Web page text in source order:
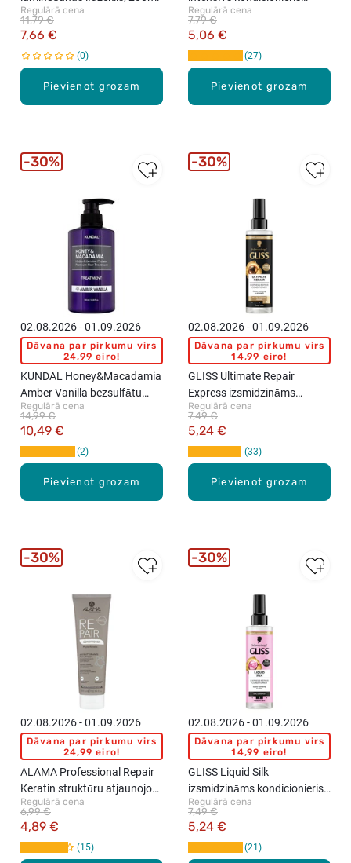
Pievienot grozam
Regulārā cena
7,66 €
11,79 €
0
Pievienot grozam
matiem, 250ml
Regulārā cena
5,06 €
7,79 €
27
Pievienot grozam
02.08.2026 - 01.09.2026
Dāvana par pirkumu virs
24,99 eiro!
KUNDAL Honey&Macadamia
Amber Vanilla bezsulfātu
kondicionieris matiem, 500ml
Regulārā cena
10,49 €
14,99 €
2
30%
Pievienot grozam
02.08.2026 - 01.09.2026
Dāvana par pirkumu virs
14,99 eiro!
GLISS Ultimate Repair
Express izsmidzināms
kondicionieris matiem, 200ml
Regulārā cena
5,24 €
7,49 €
33
30%
02.08.2026 - 01.09.2026
Dāvana par pirkumu virs
24,99 eiro!
ALAMA Professional Repair
Keratin struktūru atjaunojošs
kondicionieris, 300ml
Regulārā cena
4,89 €
6,99 €
15
30%
02.08.2026 - 01.09.2026
Dāvana par pirkumu virs
14,99 eiro!
GLISS Liquid Silk
izsmidzināms kondicionieris,
200ml
Regulārā cena
5,24 €
7,49 €
21
30%